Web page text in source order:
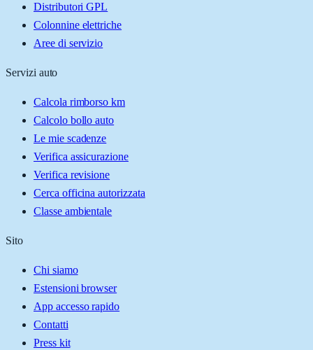
Distributori GPL
Colonnine elettriche
Aree di servizio
Servizi auto
Calcola rimborso km
Calcolo bollo auto
Le mie scadenze
Verifica assicurazione
Verifica revisione
Cerca officina autorizzata
Classe ambientale
Sito
Chi siamo
Estensioni browser
App accesso rapido
Contatti
Press kit